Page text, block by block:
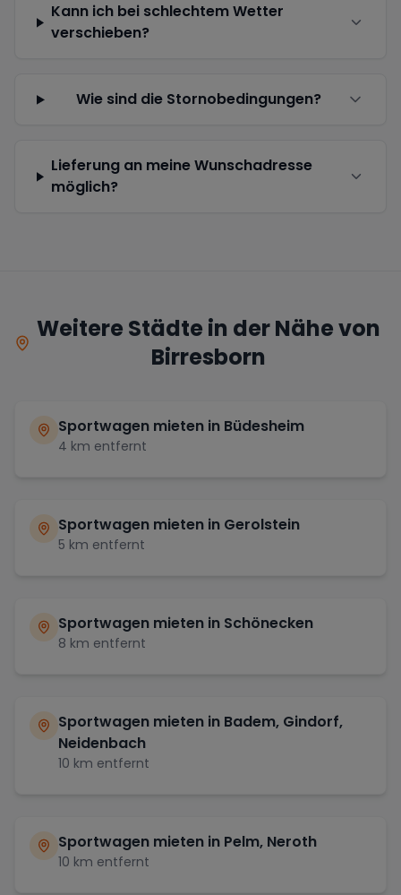
Kann ich bei schlechtem Wetter
verschieben?
Wie sind die Stornobedingungen?
Lieferung an meine Wunschadresse
möglich?
Weitere Städte in der Nähe von
Birresborn
Sportwagen mieten in Büdesheim
4 km entfernt
Sportwagen mieten in Gerolstein
5 km entfernt
Sportwagen mieten in Schönecken
8 km entfernt
Sportwagen mieten in Badem, Gindorf,
Neidenbach
10 km entfernt
Sportwagen mieten in Pelm, Neroth
10 km entfernt